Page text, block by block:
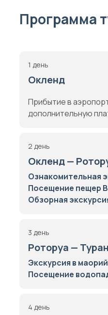
Программа
1 день
Окленд
Прибытие в
дополнительную
2 день
Окленд —
Ознакомительная
Посещение пещер
Обзорная
3 день
Роторуа —
Экскурсия в
Посещение
4 день